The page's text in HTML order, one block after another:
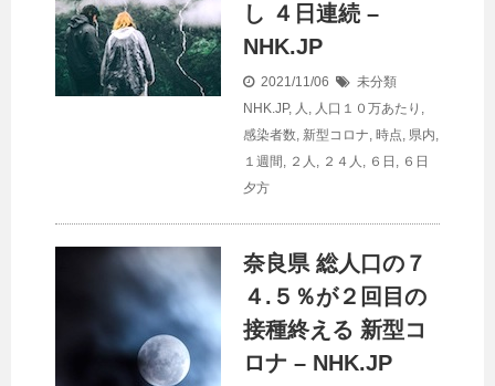
し ４日連続 –
NHK.JP
2021/11/06
未分類
NHK.JP, 人 , 人口１０万あたり ,
感染者数, 新型コロナ, 時点, 県内,
１週間 , ２人 , ２４人 , ６日 , ６日
夕方
奈良県 総人口 の７
４.５％が２回目の
接種終える 新型コ
ロナ – NHK.JP